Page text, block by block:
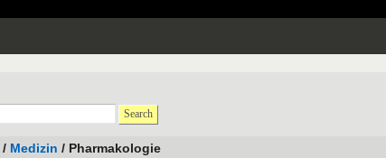
Search
/ Medizin / Pharmakologie